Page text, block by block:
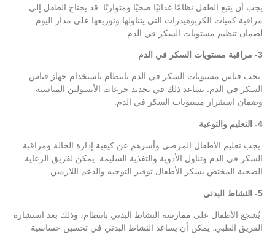
يجب أن يتبع الطفل نظامًا غذائيًا صحيًا ومتوازنًا. قد يحتاج الطفل إلى
مراقبة كميات الكربوهيدرات التي يتناولها وتوزيعها على مدار اليوم
لضمان تنظيم مستويات السكر في الدم.
3- مراقبة مستويات السكر في الدم
يجب قياس مستويات السكر في الدم بانتظام باستخدام جهاز قياس
السكر في الدم. يساعد ذلك في تحديد جرعات الأنسولين المناسبة
وضمان استقرار مستويات السكر في الدم.
4- التعليم والتوعية
يجب تعليم الأطفال المرضى وأسرهم عن كيفية إدارة الحالة ومراقبة
السكر في الدم وتناول الأدوية والتغذية السليمة. يمكن لفريق الرعاية
الصحية المختص بسكر الأطفال توفير التوجيه والدعم اللازمين.
5- النشاط البدني
يُشجع الأطفال على ممارسة النشاط البدني بانتظام، وذلك بعد استشارة
الفريق الطبي. يمكن أن يساعد النشاط البدني في تحسين حساسية